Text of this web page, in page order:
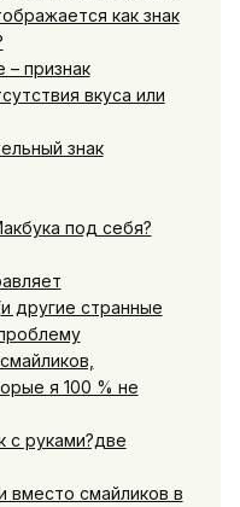
как знак
– признак
вкуса или
знак
под себя?
другие странные
я 100 % не
с руками?две
вместо смайликов в